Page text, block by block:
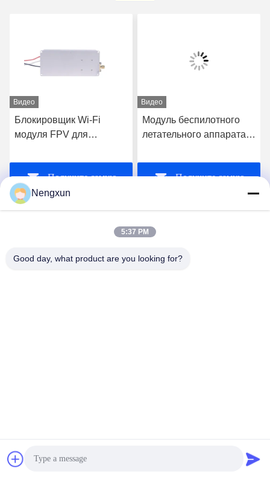
Видео
Блокировщик Wi-Fi
модуля FPV для
летательных аппаратов
Получите самую
Видео
Модуль беспилотного
летательного аппарата
FPV C-UAS Drone Wifi
Bluetooth Jammer
Получите самую
Nengxun Communication Technology Co.,Ltd.
Nengxun
5:37 PM
Good day, what product are you looking for?